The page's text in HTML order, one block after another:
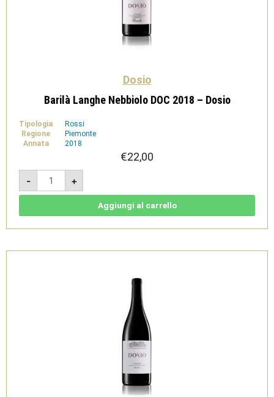
Dosio
Barilà Langhe Nebbiolo DOC 2018 – Dosio
Tipologia
Rossi
Regione
Piemonte
Annata
2018
€22,00
-
Barilà
Langhe
Nebbiolo
DOC
quantità
+
Aggiungi al carrello